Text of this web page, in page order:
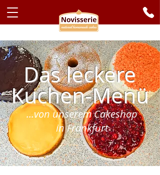
Das leckere
Kuchen-Menü
...von unserem Cakeshop
in Frankfurt